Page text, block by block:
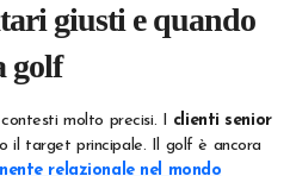
giusti e quando
golf
molto precisi. I clienti senior
il target principale. Il golf è ancora
relazionale nel mondo